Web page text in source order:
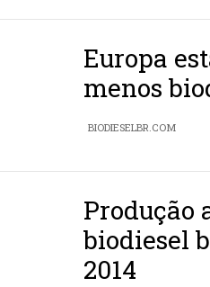
Europa
menos
BIODIESELBR.COM
Produção
biodiesel
2014